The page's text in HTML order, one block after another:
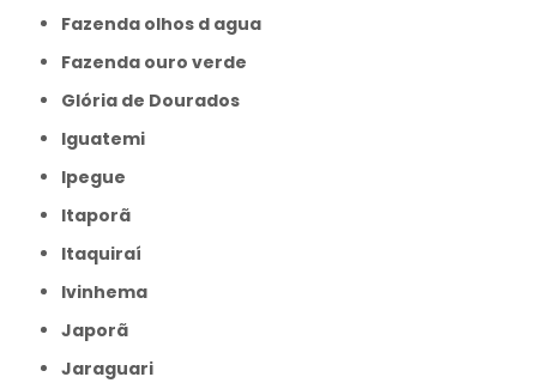
Fazenda olhos d agua
Fazenda ouro verde
Glória de Dourados
Iguatemi
Ipegue
Itaporã
Itaquiraí
Ivinhema
Japorã
Jaraguari